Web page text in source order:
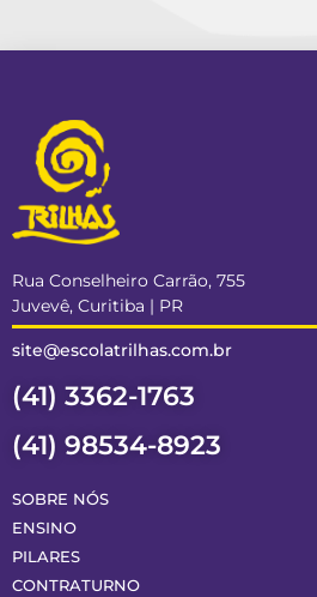
Rua Conselheiro Carrão, 755
Juvevê, Curitiba | PR
site@escolatrilhas.com.br
(41) 3362-1763
(41) 98534-8923
SOBRE NÓS
ENSINO
PILARES
CONTRATURNO